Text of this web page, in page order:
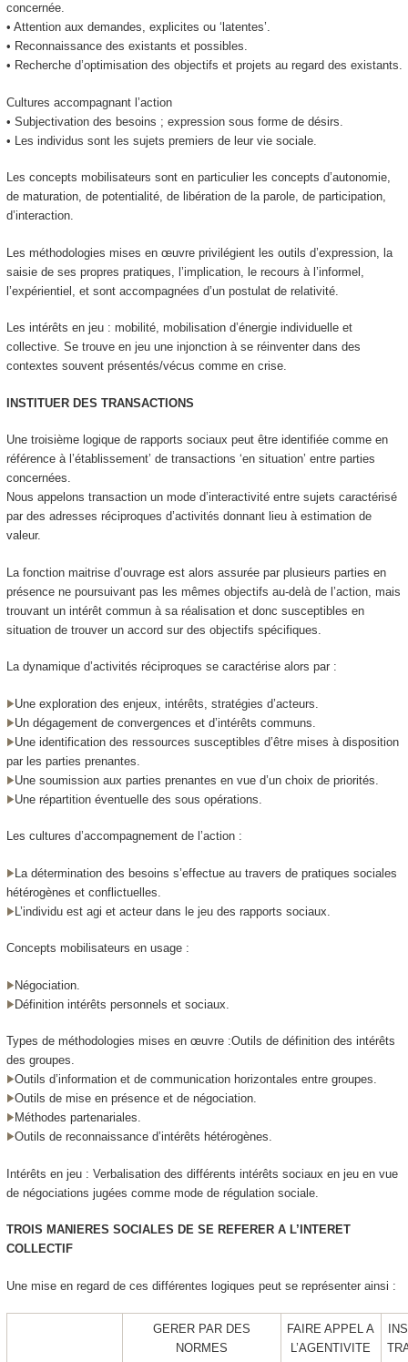
concernée.
• Attention aux demandes, explicites ou ‘latentes’.
• Reconnaissance des existants et possibles.
• Recherche d’optimisation des objectifs et projets au regard des existants.
Cultures accompagnant l’action
• Subjectivation des besoins ; expression sous forme de désirs.
• Les individus sont les sujets premiers de leur vie sociale.
Les concepts mobilisateurs sont en particulier les concepts d’autonomie,
de maturation, de potentialité, de libération de la parole, de participation,
d’interaction.
Les méthodologies mises en œuvre privilégient les outils d’expression, la
saisie de ses propres pratiques, l’implication, le recours à l’informel,
l’expérientiel, et sont accompagnées d’un postulat de relativité.
Les intérêts en jeu: mobilité, mobilisation d’énergie individuelle et
collective. Se trouve en jeu une injonction à se réinventer dans des
contextes souvent présentés/vécus comme en crise.
INSTITUER DES TRANSACTIONS
Une troisième logique de rapports sociaux peut être identifiée comme en
référence à l’établissement’ de transactions ‘en situation’ entre parties
concernées.
Nous appelons transaction un mode d’interactivité entre sujets caractérisé
par des adresses réciproques d’activités donnant lieu à estimation de
valeur.
La fonction maitrise d’ouvrageest alors assurée par plusieurs parties en
présence ne poursuivant pas les mêmes objectifs au-delà de l’action, mais
trouvant un intérêt commun à sa réalisation et donc susceptibles en
situation de trouver un accord sur des objectifs spécifiques.
La dynamique d’activités réciproques se caractérise alors par :
Une exploration des enjeux, intérêts, stratégies d’acteurs.
Un dégagement de convergences et d’intérêts communs.
Une identification des ressources susceptibles d’être mises à disposition
par les parties prenantes.
Une soumission aux parties prenantes en vue d’un choix de priorités.
Une répartition éventuelle des sous opérations.
Les cultures d’accompagnement de l’action :
La détermination des besoins s’effectue au travers de pratiques sociales
hétérogènes et conflictuelles.
L’individu est agi et acteur dans le jeu des rapports sociaux.
Concepts mobilisateurs en usage :
Négociation.
Définition intérêts personnels et sociaux.
Types de méthodologies mises en œuvre :Outils de définition des intérêts
des groupes.
Outils d’information et de communication horizontales entre groupes.
Outils de mise en présence et de négociation.
Méthodes partenariales.
Outils de reconnaissance d’intérêts hétérogènes.
Intérêts en jeu: Verbalisation des différents intérêts sociaux en jeu en vue
de négociations jugées comme mode de régulation sociale.
TROIS MANIERES SOCIALES DE SE REFERER A L’INTERET
COLLECTIF
Une mise en regard de ces différentes logiques peut se représenter ainsi :
GERER PAR DES
NORMES
FAIRE APPEL A
L’AGENTIVITE